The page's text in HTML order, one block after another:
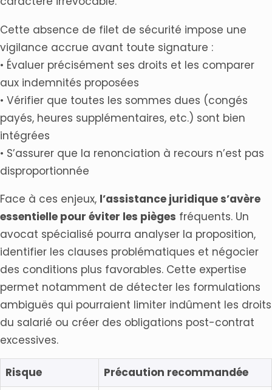
Cette absence de filet de sécurité impose une
vigilance accrue avant toute signature :
• Évaluer précisément ses droits et les comparer
aux indemnités proposées
• Vérifier que toutes les sommes dues (congés
payés, heures supplémentaires, etc.) sont bien
intégrées
• S’assurer que la renonciation à recours n’est pas
disproportionnée
Face à ces enjeux, l’assistance juridique s’avère
essentielle pour éviter les pièges fréquents. Un
avocat spécialisé pourra analyser la proposition,
identifier les clauses problématiques et négocier
des conditions plus favorables. Cette expertise
permet notamment de détecter les formulations
ambiguës qui pourraient limiter indûment les droits
du salarié ou créer des obligations post-contrat
excessives.
Risque
Précaution recommandée